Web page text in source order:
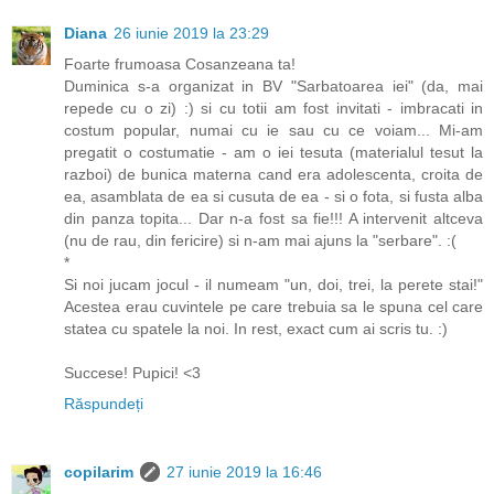
Diana 26 iunie 2019 la 23:29
Foarte frumoasa Cosanzeana ta!
Duminica s-a organizat in BV "Sarbatoarea iei" (da, mai
repede cu o zi) :) si cu totii am fost invitati - imbracati in
costum popular, numai cu ie sau cu ce voiam... Mi-am
pregatit o costumatie - am o iei tesuta (materialul tesut la
razboi) de bunica materna cand era adolescenta, croita de
ea, asamblata de ea si cusuta de ea - si o fota, si fusta alba
din panza topita... Dar n-a fost sa fie!!! A intervenit altceva
(nu de rau, din fericire) si n-am mai ajuns la "serbare". :(
*
Si noi jucam jocul - il numeam "un, doi, trei, la perete stai!"
Acestea erau cuvintele pe care trebuia sa le spuna cel care
statea cu spatele la noi. In rest, exact cum ai scris tu. :)
Succese! Pupici! <3
Răspundeți
copilarim 27 iunie 2019 la 16:46